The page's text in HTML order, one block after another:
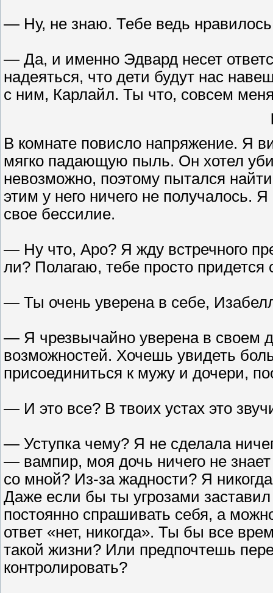
— Ну, не знаю. Тебе ведь
— Да, и именно Эдвард несет
надеяться, что дети будут нас
с ним, Карлайл. Ты что, совсем
В комнате повисло напряжение. Я
мягко падающую пыль. Он хотел
невозможно, поэтому пытался
этим у него ничего не получалось.
свое бессилие.
— Ну что, Аро? Я жду встречного
ли? Полагаю, тебе просто придется
— Ты очень уверена в себе,
— Я чрезвычайно уверена в своем
возможностей. Хочешь увидеть
присоединиться к мужу и дочери,
— И это все? В твоих устах это
— Уступка чему? Я не сделала
— вампир, моя дочь ничего не
со мной? Из-за жадности? Я
Даже если бы ты угрозами
постоянно спрашивать себя, а
ответ «нет, никогда». Ты бы все
такой жизни? Или предпочтешь
контролировать?